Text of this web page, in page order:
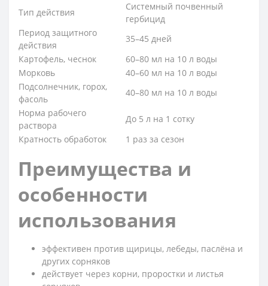
Тип действия
Системный почвенный
гербицид
Период защитного
действия
35–45 дней
Картофель, чеснок
60–80 мл на 10 л воды
Морковь
40–60 мл на 10 л воды
Подсолнечник, горох,
фасоль
40–80 мл на 10 л воды
Норма рабочего
раствора
До 5 л на 1 сотку
Кратность обработок
1 раз за сезон
Преимущества и
особенности
использования
эффективен против щирицы, лебеды, паслёна и
других сорняков
действует через корни, проростки и листья